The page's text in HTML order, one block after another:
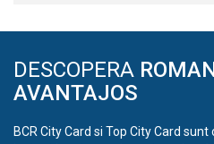
DESCOPERA
AVANTAJOS
BCR City Card si Top City Card